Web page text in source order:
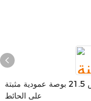
ماكينة طلب ذاتي تعمل باللمس مقاس 21.5 بوصة عمودية مثبتة
على الحائط